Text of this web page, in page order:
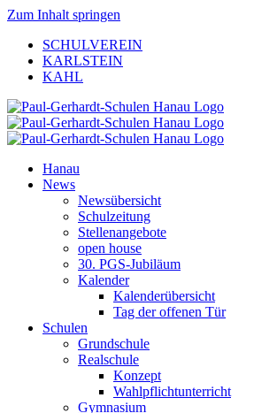
Zum Inhalt springen
SCHULVEREIN
KARLSTEIN
KAHL
Hanau
News
Newsübersicht
Schulzeitung
Stellenangebote
open house
30. PGS-Jubiläum
Kalender
Kalenderübersicht
Tag der offenen Tür
Schulen
Grundschule
Realschule
Konzept
Wahlpflichtunterricht
Gymnasium